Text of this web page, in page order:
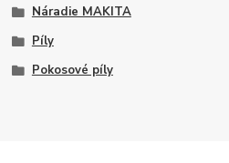
Náradie MAKITA
Píly
Pokosové píly